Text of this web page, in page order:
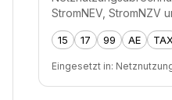
StromNEV, StromNZV
15 17 99 AE TAX
Eingesetzt in: